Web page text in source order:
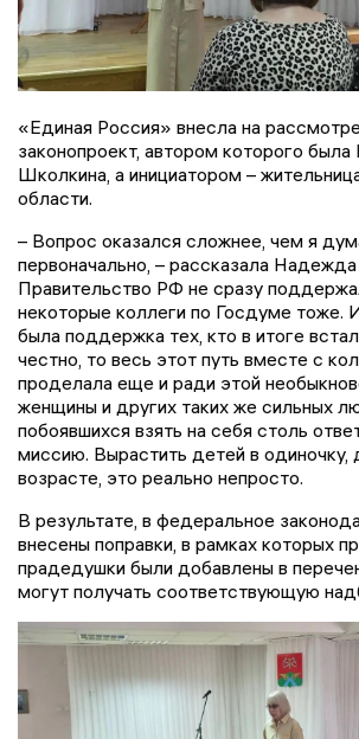
«Единая Россия» внесла на
законопроект, автором которого
Школкина, а инициатором –
области.
– Вопрос оказался сложнее, чем я
первоначально, – рассказала
Правительство РФ не сразу
некоторые коллеги по Госдуме тоже.
была поддержка тех, кто в итоге
честно, то весь этот путь вместе с
проделала еще и ради этой
женщины и других таких же сильных
побоявшихся взять на себя столь
миссию. Вырастить детей в
возрасте, это реально непросто.
В результате, в федеральное
внесены поправки, в рамках которых
прадедушки были добавлены в
могут получать соответствующую